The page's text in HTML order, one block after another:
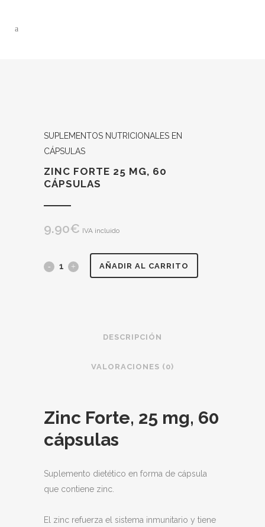
SUPLEMENTOS NUTRICIONALES EN
CÁPSULAS
ZINC FORTE 25 MG, 60
CÁPSULAS
9.90€ IVA incluido
ZINC AÑADIR AL CARRITO
DESCRIPCIÓN
VALORACIONES (0)
Zinc Forte, 25 mg, 60
cápsulas
Suplemento dietético en forma de cápsula
que contiene zinc.
El zinc refuerza el sistema inmunitario y tiene